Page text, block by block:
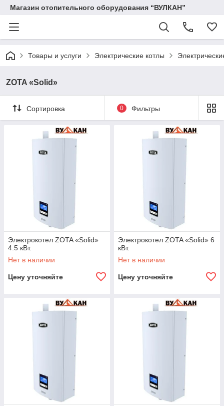
Магазин отопительного оборудования “ВУЛКАН”
Товары и услуги Электрические котлы
ZOTA «Solid»
Сортировка 0 Фильтры
Электрокотел ZOTA «Solid»
4.5 кВт.
Нет в наличии
Цену уточняйте
Электрокотел ZOTA «Solid» 6
кВт.
Нет в наличии
Цену уточняйте